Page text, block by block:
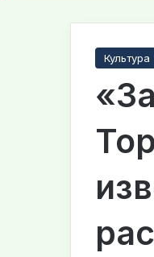
Культура